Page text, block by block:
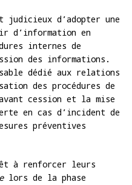
d’adopter une
d’information en
internes de
des informations.
dédié aux relations
des procédures de
cession et la mise
en cas d’incident de
préventives
à renforcer leurs
lors de la phase